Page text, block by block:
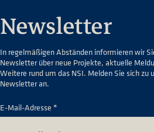
Newsletter
In regelmäßigen Abständen informieren wir
Newsletter über neue Projekte, aktuelle
Weitere rund um das NSI. Melden Sie sich zu
Newsletter an.
E-Mail-Adresse *